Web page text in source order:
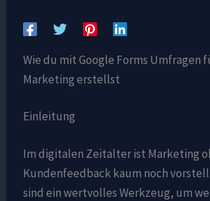
Wie du mit Google Forms Umfragen
Marketing erstellst
Einleitung
Im digitalen Zeitalter ist Marketing
Kundenfeedback kaum noch
sind ein wertvolles Werkzeug, um